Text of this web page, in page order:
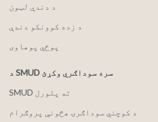
د دندې لټون
د زده کوونکو دندې
پوځي پوهاوی
د SMUD سره سوداګري وکړئ
SMUD ته پلورل
د کوچني سوداګرۍ هڅونې پروګرام